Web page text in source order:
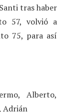
tras haber
57, volvió a
75, para así
Alberto,
Adrián